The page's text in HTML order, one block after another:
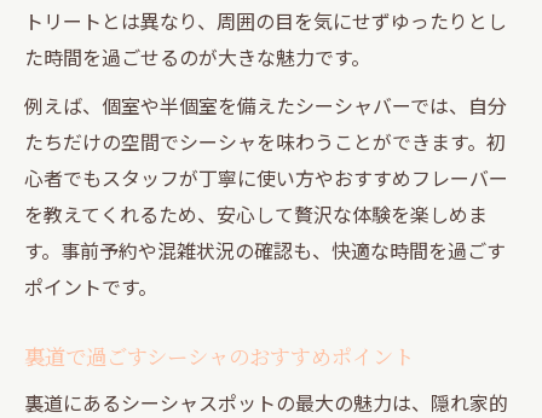
トリートとは異なり、周囲の目を気にせずゆったりとし
た時間を過ごせるのが大きな魅力です。
例えば、個室や半個室を備えたシーシャバーでは、自分
たちだけの空間でシーシャを味わうことができます。初
心者でもスタッフが丁寧に使い方やおすすめフレーバー
を教えてくれるため、安心して贅沢な体験を楽しめま
す。事前予約や混雑状況の確認も、快適な時間を過ごす
ポイントです。
裏道で過ごすシーシャのおすすめポイント
裏道にあるシーシャスポットの最大の魅力は、隠れ家的